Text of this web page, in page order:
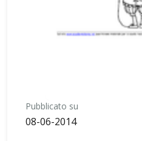
Pubblicato su
08-06-2014